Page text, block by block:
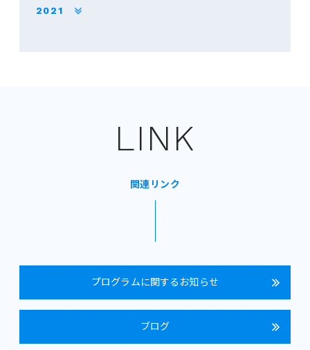
2021
LINK
関連リンク
プログラムに関するお知らせ
ブログ